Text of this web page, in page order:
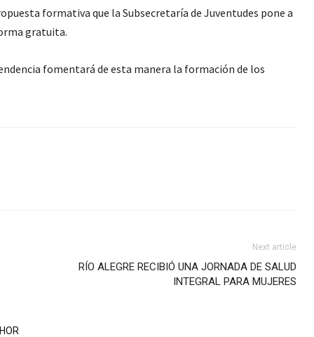
formativa que la Subsecretaría de Juventudes pone a
gratuita.
fomentará de esta manera la formación de los
Next article
RÍO ALEGRE RECIBIÓ UNA JORNADA DE SALUD
INTEGRAL PARA MUJERES